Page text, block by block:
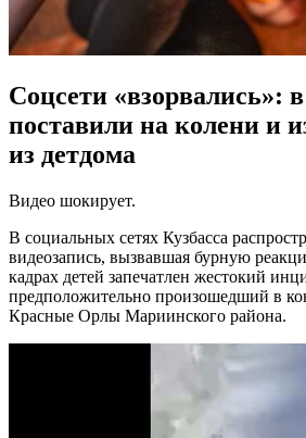
Соцсети «взорвались»: в
поставили на колени и
из детдома
Видео шокирует.
В социальных сетях Кузбасса
видеозапись, вызвавшая бурную
кадрах детей запечатлен жестокий
предположительно произошедший в
Красные Орлы Мариинского района.